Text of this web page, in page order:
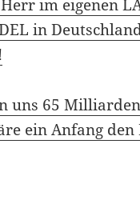
im eigenen
in
uns 65
ein Anfang